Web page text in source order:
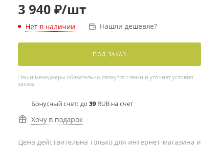
3 940 ₽/шт
Нет в наличии Нашли дешевле?
ПОД ЗАКАЗ
Наши менеджеры обязательно свяжутся с вами и уточнят условия
заказа
Бонусный счет: до 39 RUB на счет
Хочу в подарок
Цена действительна только для интернет-магазина и